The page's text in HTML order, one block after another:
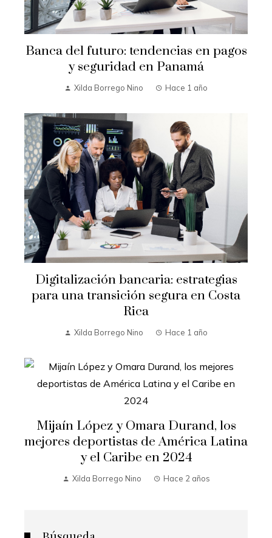
Banca del futuro: tendencias en pagos
y seguridad en Panamá
Xilda Borrego Nino Hace 1 año
Digitalización bancaria: estrategias
para una transición segura en Costa
Rica
Xilda Borrego Nino Hace 1 año
Mijaín López y Omara Durand, los
mejores deportistas de América Latina
y el Caribe en 2024
Xilda Borrego Nino Hace 2 años